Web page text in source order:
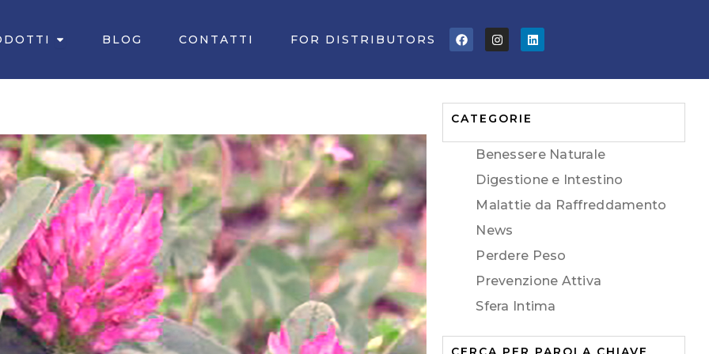
Apri PRODOTTI
BLOG CONTATTI FOR DISTRIBUTORS FacebookInstagramLinkedin
CATEGORIE
Benessere Naturale
Digestione e Intestino
Malattie da Raffreddamento
News
Perdere Peso
Prevenzione Attiva
Sfera Intima